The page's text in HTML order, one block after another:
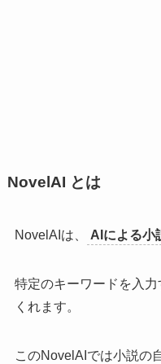
NovelAI とは
NovelAIは、 AIによる小
特定のキーワードを入
くれます。
このNovelAIでは小説の